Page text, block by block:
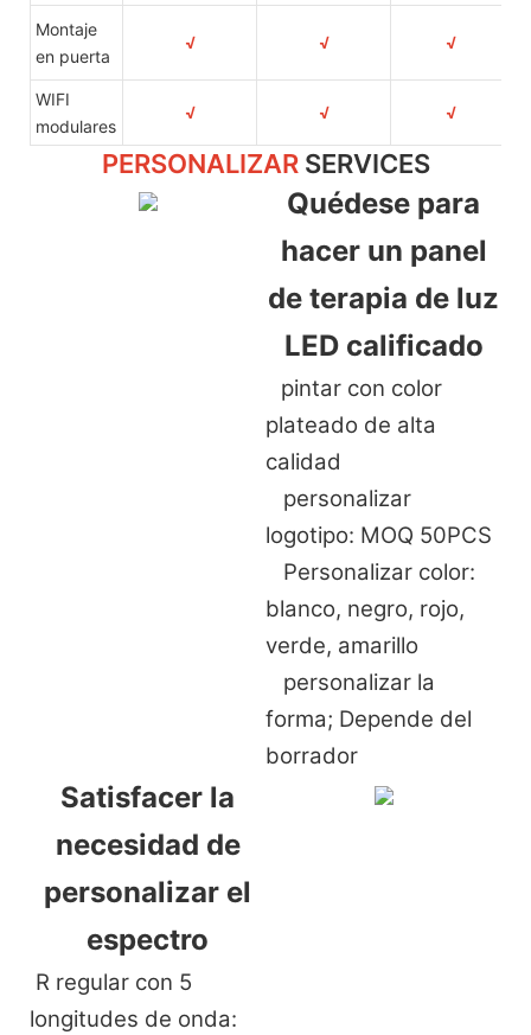
Montaje
en puerta
√ √ √
WIFI
modulares
√ √ √
PERSONALIZAR SERVICES
Quédese para
hacer un panel
de terapia de luz
LED calificado
pintar con color
plateado de alta
calidad
personalizar
logotipo: MOQ 50PCS
Personalizar color:
blanco, negro, rojo,
verde, amarillo
personalizar la
forma; Depende del
borrador
Satisfacer la
necesidad de
personalizar el
espectro
R regular con 5
longitudes de onda: